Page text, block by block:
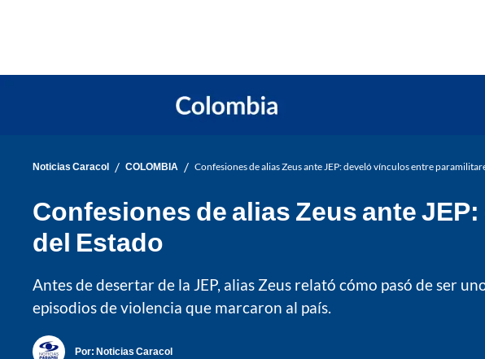
Noticias Caracol / COLOMBIA / Confesiones de alias Zeus ante JEP: develó vínculos entre
Confesiones de alias Zeus ante
del Estado
Antes de desertar de la JEP, alias Zeus relató cómo pasó de ser
episodios de violencia que marcaron al país.
Por: Noticias Caracol